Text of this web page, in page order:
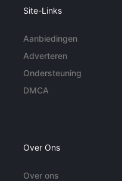
Site-Links
Aanbiedingen
Adverteren
Ondersteuning
DMCA
Over Ons
Over ons